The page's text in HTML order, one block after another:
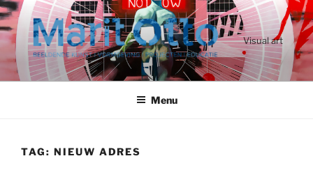
Ga
naar
de
inhoud
Visual art
Menu
TAG: NIEUW ADRES